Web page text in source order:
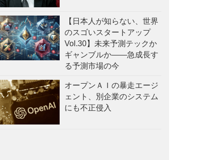
【日本人が知らない、世界
のスゴいスタートアップ
Vol.30】未来予測テックか
ギャンブルか——急成長す
る予測市場の今
オープンＡＩの暴走エージ
ェント、別企業のシステム
にも不正侵入